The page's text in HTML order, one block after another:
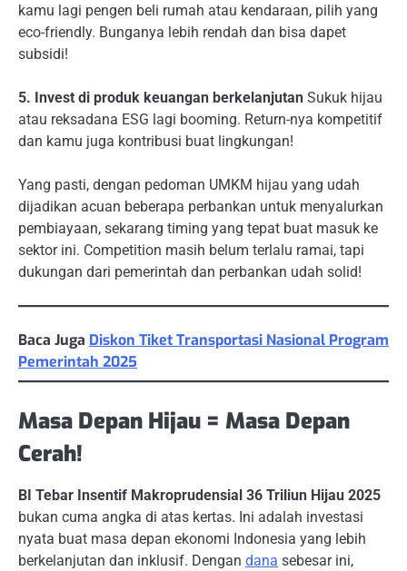
kamu lagi pengen beli rumah atau kendaraan, pilih yang
eco-friendly. Bunganya lebih rendah dan bisa dapet
subsidi!
5. Invest di produk keuangan berkelanjutan Sukuk hijau
atau reksadana ESG lagi booming. Return-nya kompetitif
dan kamu juga kontribusi buat lingkungan!
Yang pasti, dengan pedoman UMKM hijau yang udah
dijadikan acuan beberapa perbankan untuk menyalurkan
pembiayaan, sekarang timing yang tepat buat masuk ke
sektor ini. Competition masih belum terlalu ramai, tapi
dukungan dari pemerintah dan perbankan udah solid!
Baca Juga Diskon Tiket Transportasi Nasional Program
Pemerintah 2025
Masa Depan Hijau = Masa Depan
Cerah!
BI Tebar Insentif Makroprudensial 36 Triliun Hijau 2025
bukan cuma angka di atas kertas. Ini adalah investasi
nyata buat masa depan ekonomi Indonesia yang lebih
berkelanjutan dan inklusif. Dengan dana sebesar ini,